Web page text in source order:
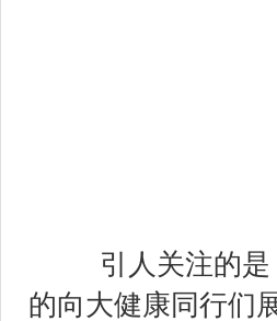
引人关注的是
的向大健康同行们